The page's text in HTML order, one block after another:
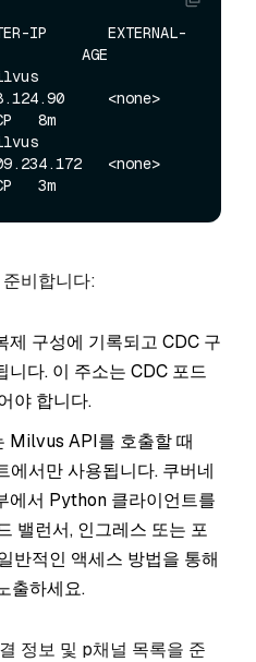
IP       EXTERNAL-
AGE
<none>
8m
<none>
비합니다:
제 구성에 기록되고 CDC 구
니다. 이 주소는 CDC 포드
야 합니다.
Milvus API를 호출할 때
에서만 사용됩니다. 쿠버네
에서 Python 클라이언트를
밸런서, 인그레스 또는 포
반적인 액세스 방법을 통해
출하세요.
정보 및 p채널 목록을 준